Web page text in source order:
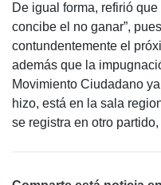
De igual forma, refirió
concibe el no ganar”,
contundentemente el
además que la
Movimiento Ciudadano
hizo, está en la sala
se registra en otro